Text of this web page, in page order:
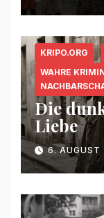
KRIPO.ORG
WAHRE
Die
Liebe
6.